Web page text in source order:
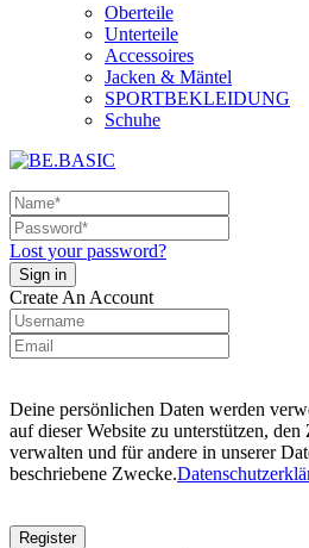
Oberteile
Unterteile
Accessoires
Jacken & Mäntel
SPORTBEKLEIDUNG
Schuhe
Lost your password?
Create An Account
Deine persönlichen Daten werden
auf dieser Website zu unterstützen,
verwalten und für andere in unserer
beschriebene Zwecke.